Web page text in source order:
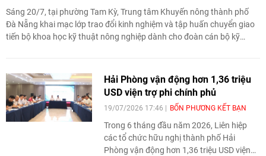
Sáng 20/7, tại phường Tam Kỳ, Trung tâm Khuyến nông thành phố
Đà Nẵng khai mạc lớp trao đổi kinh nghiệm và tập huấn chuyển giao
tiến bộ khoa học kỹ thuật nông nghiệp dành cho đoàn cán bộ kỹ
Hải Phòng vận động hơn 1,36 triệu
USD viện trợ phi chính phủ
19/07/2026 17:46 BỐN PHƯƠNG KẾT BẠN
Trong 6 tháng đầu năm 2026, Liên hiệp
các tổ chức hữu nghị thành phố Hải
Phòng vận động hơn 1,36 triệu USD viện